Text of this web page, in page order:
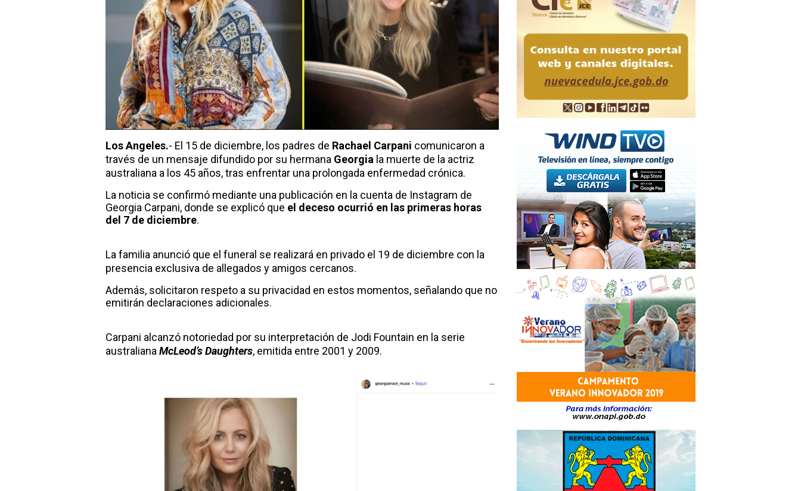
Los Angeles.- El 15 de diciembre, los padres de Rachael Carpani comunicaron a
través de un mensaje difundido por su hermana Georgia la muerte de la actriz
australiana a los 45 años, tras enfrentar una prolongada enfermedad crónica.
La noticia se confirmó mediante una publicación en la cuenta de Instagram de
Georgia Carpani, donde se explicó que el deceso ocurrió en las primeras horas
del 7 de diciembre.
La familia anunció que el funeral se realizará en privado el 19 de diciembre con la
presencia exclusiva de allegados y amigos cercanos.
Además, solicitaron respeto a su privacidad en estos momentos, señalando que no
emitirán declaraciones adicionales.
Carpani alcanzó notoriedad por su interpretación de Jodi Fountain en la serie
australiana McLeod’s Daughters, emitida entre 2001 y 2009.